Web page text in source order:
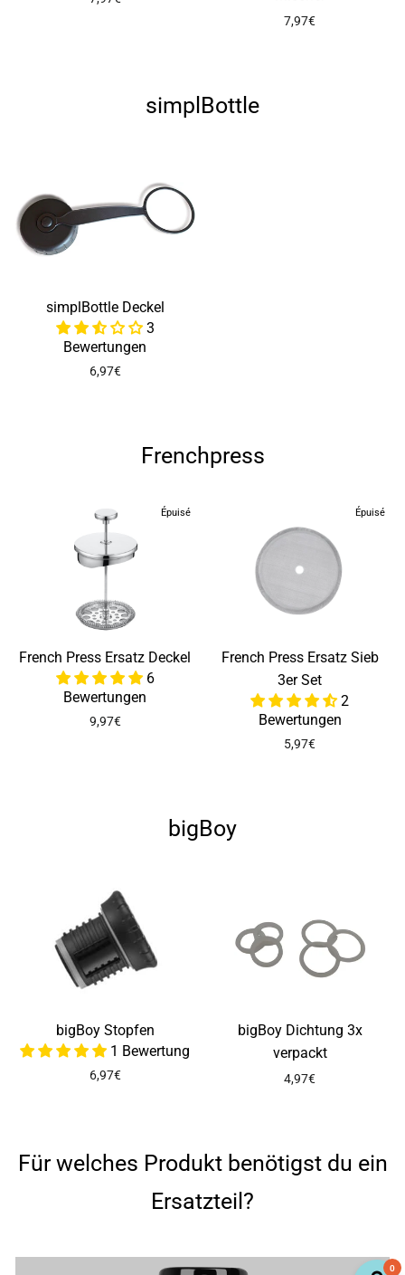
7,97€
simplBottle
simplBottle Deckel
3
Bewertungen
6,97€
Frenchpress
Épuisé
French Press Ersatz Deckel
6
Bewertungen
9,97€
Épuisé
French Press Ersatz Sieb
3er Set
2
Bewertungen
5,97€
bigBoy
bigBoy Stopfen
1 Bewertung
6,97€
bigBoy Dichtung 3x
verpackt
4,97€
Für welches Produkt benötigst du ein
Ersatzteil?
0